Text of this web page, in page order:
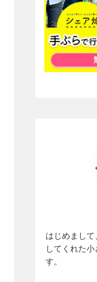
はじめまし
してくれた
す。